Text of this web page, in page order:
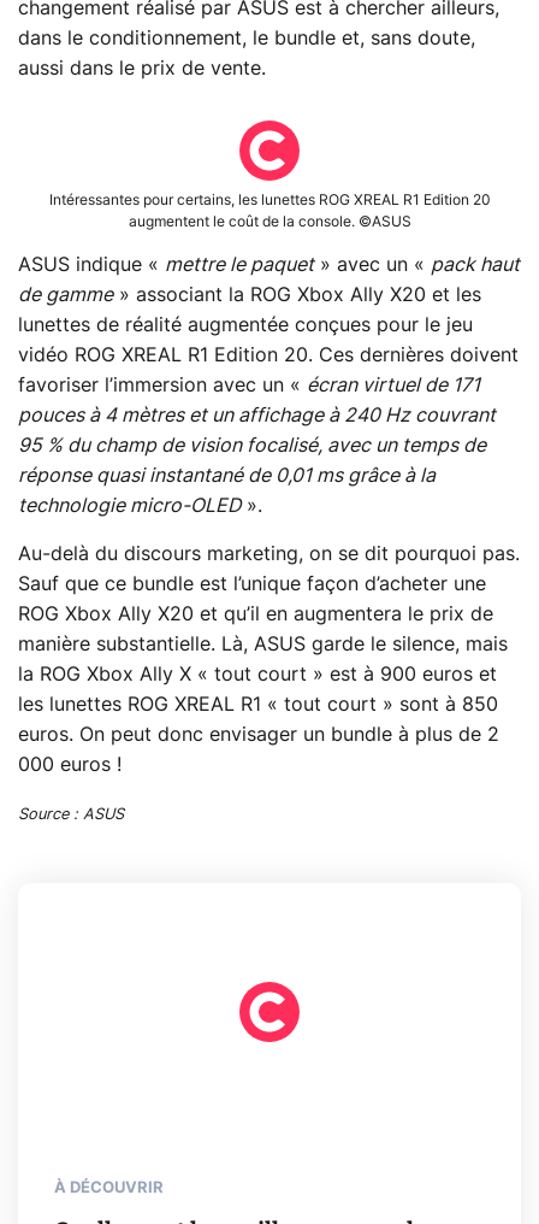
changement réalisé par ASUS est à chercher ailleurs,
dans le conditionnement, le bundle et, sans doute,
aussi dans le prix de vente.
Intéressantes pour certains, les lunettes ROG XREAL R1 Edition 20
augmentent le coût de la console. ©ASUS
ASUS indique « mettre le paquet» avec un « pack haut
de gamme» associant la ROG Xbox Ally X20 et les
lunettes de réalité augmentée conçues pour le jeu
vidéo ROG XREAL R1 Edition 20. Ces dernières doivent
favoriser l’immersion avec un « écran virtuel de 171
pouces à 4 mètres et un affichage à 240 Hz couvrant
95 % du champ de vision focalisé, avec un temps de
réponse quasi instantané de 0,01 ms grâce à la
technologie micro-OLED».
Au-delà du discours marketing, on se dit pourquoi pas.
Sauf que ce bundle est l’unique façon d’acheter une
ROG Xbox Ally X20 et qu’il en augmentera le prix de
manière substantielle. Là, ASUS garde le silence, mais
la ROG Xbox Ally X « tout court » est à 900 euros et
les lunettes ROG XREAL R1 « tout court » sont à 850
euros. On peut donc envisager un bundle à plus de 2
000 euros !
Source : ASUS
À DÉCOUVRIR